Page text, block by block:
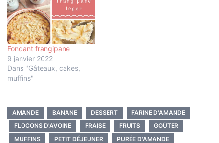
Fondant frangipane
9 janvier 2022
Dans "Gâteaux, cakes,
muffins"
AMANDE BANANE DESSERT
FARINE D'AMANDE
FLOCONS D'AVOINE
FRAISE FRUITS
GOÛTER
MUFFINS
PETIT DÉJEUNER
PURÉE D'AMANDE